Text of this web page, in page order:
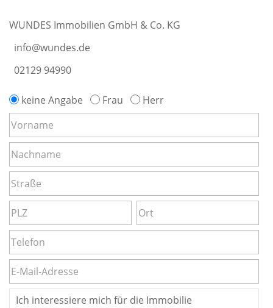
WUNDES Immobilien GmbH & Co. KG
info@wundes.de
02129 94990
keine Angabe Frau Herr